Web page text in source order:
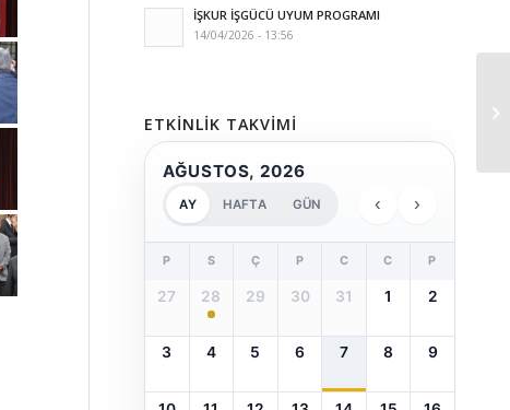
İŞKUR İŞGÜCÜ UYUM PROGRAMI
14/04/2026 - 13:56
ETKINLIK TAKVIMI
AĞUSTOS, 2026
AY HAFTA GÜN ‹ ›
P S Ç P C C P
27 28 29 30 31 1 2
3 4 5 6 7 8 9